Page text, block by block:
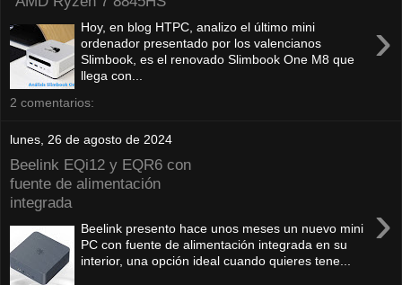
›
Hoy, en blog HTPC, analizo el último mini
ordenador presentado por los valencianos
Slimbook, es el renovado Slimbook One M8 que
llega con...
2 comentarios:
lunes, 26 de agosto de 2024
Beelink EQi12 y EQR6 con
fuente de alimentación
integrada
›
Beelink presento hace unos meses un nuevo mini
PC con fuente de alimentación integrada en su
interior, una opción ideal cuando quieres tene...